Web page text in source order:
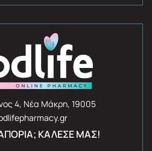
4, Νέα Μάκρη, 19005
ΚΆΛΕΣΈ ΜΑΣ!